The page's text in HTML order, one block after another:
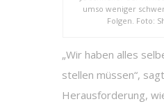
umso weniger
Folgen. Foto:
„Wir haben alles
stellen müssen“,
Herausforderung,